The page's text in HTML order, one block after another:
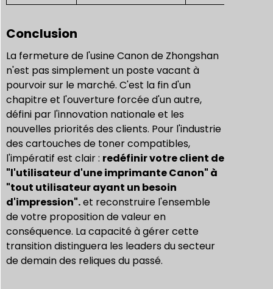
Conclusion
La fermeture de l'usine Canon de Zhongshan
n'est pas simplement un poste vacant à
pourvoir sur le marché. C'est la fin d'un
chapitre et l'ouverture forcée d'un autre,
défini par l'innovation nationale et les
nouvelles priorités des clients. Pour l'industrie
des cartouches de toner compatibles,
l'impératif est clair : redéfinir votre client de
"l'utilisateur d'une imprimante Canon" à
"tout utilisateur ayant un besoin
d'impression".et reconstruire l'ensemble
de votre proposition de valeur en
conséquence. La capacité à gérer cette
transition distinguera les leaders du secteur
de demain des reliques du passé.